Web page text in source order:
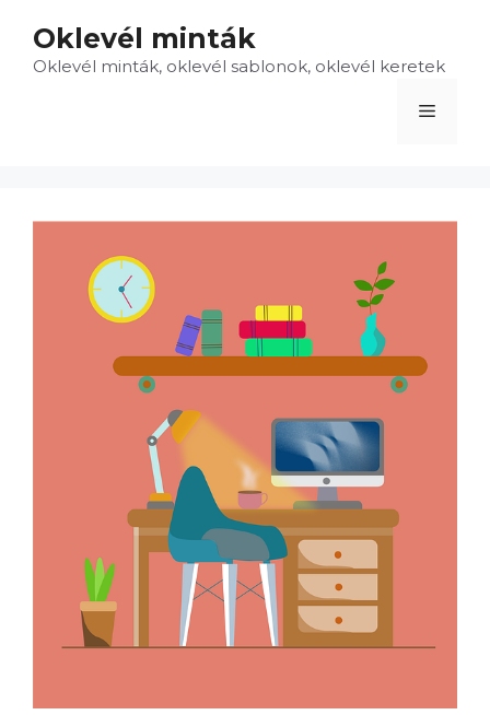
tartalomba
Oklevél minták
Oklevél minták, oklevél sablonok, oklevél keretek
Menü